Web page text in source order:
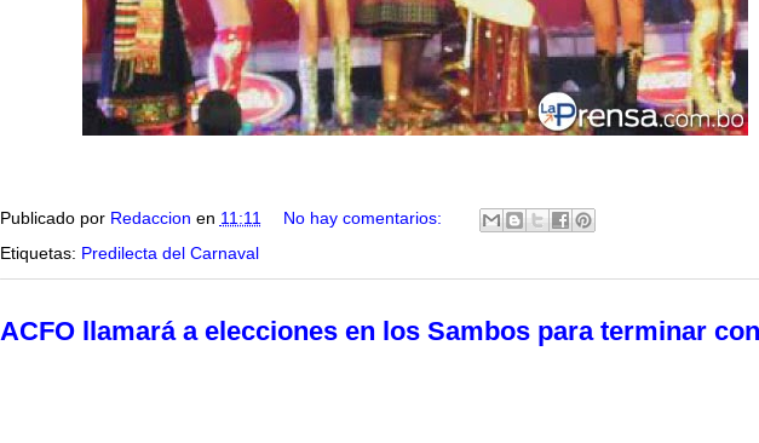
Publicado por Redaccion en 11:11
No hay comentarios:
Etiquetas: Predilecta del Carnaval
ACFO llamará a elecciones en los Sambos para terminar